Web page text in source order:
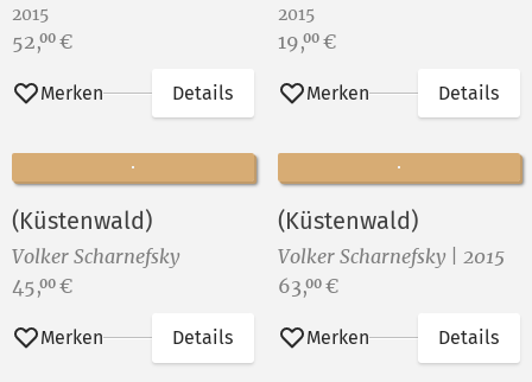
2015
Preis:
52,00 €
Merken Details
2015
Preis:
19,00 €
Merken Details
(Küstenwald)
Volker Scharnefsky
Preis:
45,00 €
Merken Details
(Küstenwald)
Volker Scharnefsky | 2015
Preis:
63,00 €
Merken Details